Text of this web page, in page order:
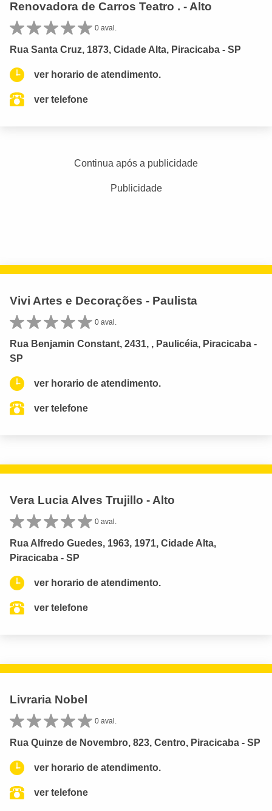
Renovadora de Carros Teatro . - Alto
0 aval.
Rua Santa Cruz, 1873, Cidade Alta, Piracicaba - SP
ver horario de atendimento.
ver telefone
Continua após a publicidade
Publicidade
Vivi Artes e Decorações - Paulista
0 aval.
Rua Benjamin Constant, 2431, , Paulicéia, Piracicaba -
SP
ver horario de atendimento.
ver telefone
Vera Lucia Alves Trujillo - Alto
0 aval.
Rua Alfredo Guedes, 1963, 1971, Cidade Alta,
Piracicaba - SP
ver horario de atendimento.
ver telefone
Livraria Nobel
0 aval.
Rua Quinze de Novembro, 823, Centro, Piracicaba - SP
ver horario de atendimento.
ver telefone